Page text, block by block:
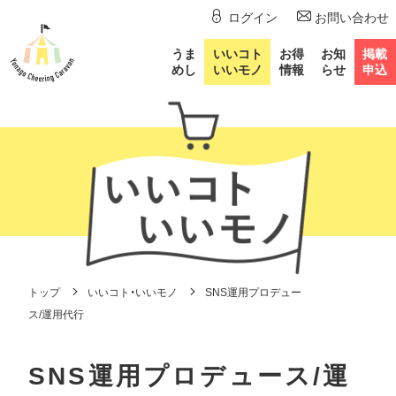
うま
めし
いいコト
いいモノ
お得
情報
お知
らせ
掲載
申込
ログイン お問い合わせ
トップ いいコト・いいモノ
SNS運用プロデュー
ス/運用代行
SNS運用プロデュース/運